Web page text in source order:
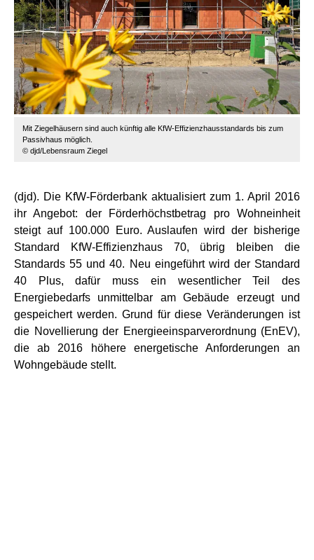
Mit Ziegelhäusern sind auch künftig alle KfW-Effizienzhausstandards bis zum
Passivhaus möglich.
© djd/Lebensraum Ziegel
(djd). Die KfW-Förderbank aktualisiert zum 1. April 2016
ihr Angebot: der Förderhöchstbetrag pro Wohneinheit
steigt auf 100.000 Euro. Auslaufen wird der bisherige
Standard KfW-Effizienzhaus 70, übrig bleiben die
Standards 55 und 40. Neu eingeführt wird der Standard
40 Plus, dafür muss ein wesentlicher Teil des
Energiebedarfs unmittelbar am Gebäude erzeugt und
gespeichert werden. Grund für diese Veränderungen ist
die Novellierung der Energieeinsparverordnung (EnEV),
die ab 2016 höhere energetische Anforderungen an
Wohngebäude stellt.